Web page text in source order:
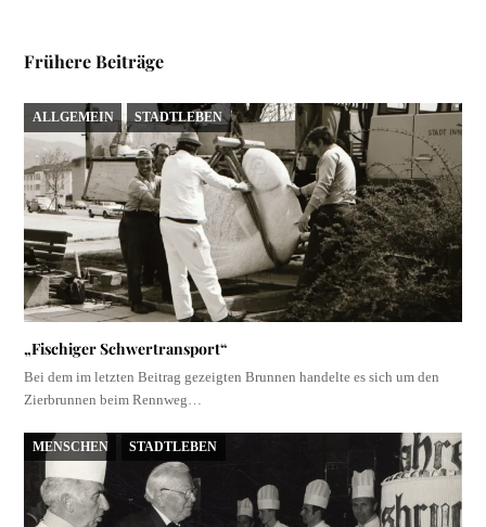
Frühere Beiträge
ALLGEMEIN STADTLEBEN
„Fischiger Schwertransport“
Bei dem im letzten Beitrag gezeigten Brunnen handelte es sich um den
Zierbrunnen beim Rennweg…
MENSCHEN STADTLEBEN